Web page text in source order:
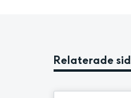
Relaterade